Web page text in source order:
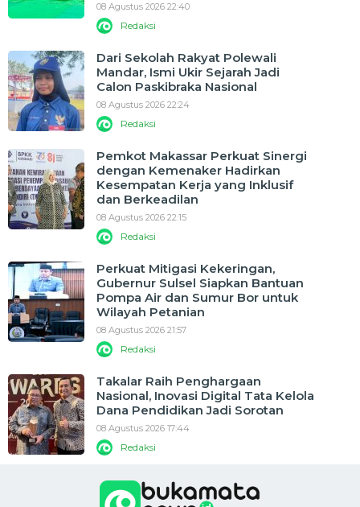
08 Agustus 2026 22:40
Redaksi
Dari Sekolah Rakyat Polewali
Mandar, Ismi Ukir Sejarah Jadi
Calon Paskibraka Nasional
08 Agustus 2026 22:24
Redaksi
Pemkot Makassar Perkuat Sinergi
dengan Kemenaker Hadirkan
Kesempatan Kerja yang Inklusif
dan Berkeadilan
08 Agustus 2026 22:15
Redaksi
Perkuat Mitigasi Kekeringan,
Gubernur Sulsel Siapkan Bantuan
Pompa Air dan Sumur Bor untuk
Wilayah Petanian
08 Agustus 2026 21:57
Redaksi
Takalar Raih Penghargaan
Nasional, Inovasi Digital Tata Kelola
Dana Pendidikan Jadi Sorotan
08 Agustus 2026 17:44
Redaksi